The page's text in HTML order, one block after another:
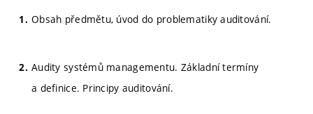
Obsah předmětu, úvod do problematiky auditování.
Audity systémů managementu. Základní termíny
a definice. Principy auditování.